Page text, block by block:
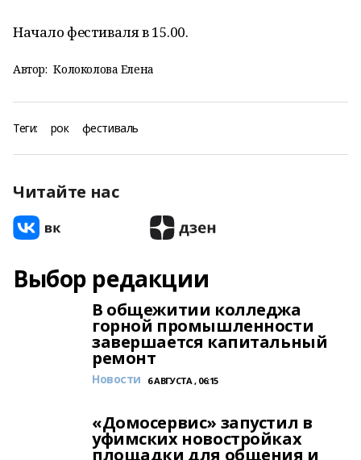
Начало фестиваля в 15.00.
Автор: Колоколова Елена
Теги: рок фестиваль
Читайте нас
Выбор редакции
В общежитии колледжа
горной промышленности
завершается капитальный
ремонт
Новости 6 АВГУСТА , 06:15
«Домосервис» запустил в
уфимских новостройках
площадки для общения и